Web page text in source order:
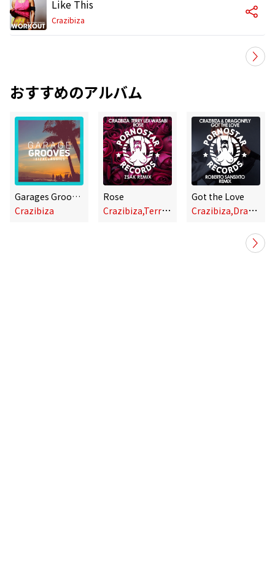
Like This
Crazibiza
おすすめのアルバム
Garages Grooves Ibiza Classics
Crazibiza
Rose
C
razibiza,Terry Lex,Wasabi
Got the Love
C
razibiza,DragonFly